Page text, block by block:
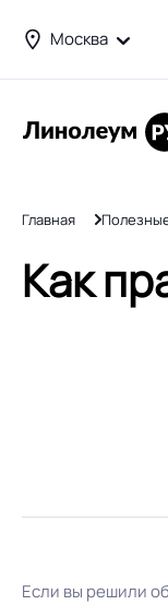
Москва
Главная
Как
Если вы решили